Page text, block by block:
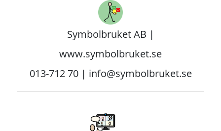
Symbolbruket AB |
www.symbolbruket.se
013-712 70 | info@symbolbruket.se